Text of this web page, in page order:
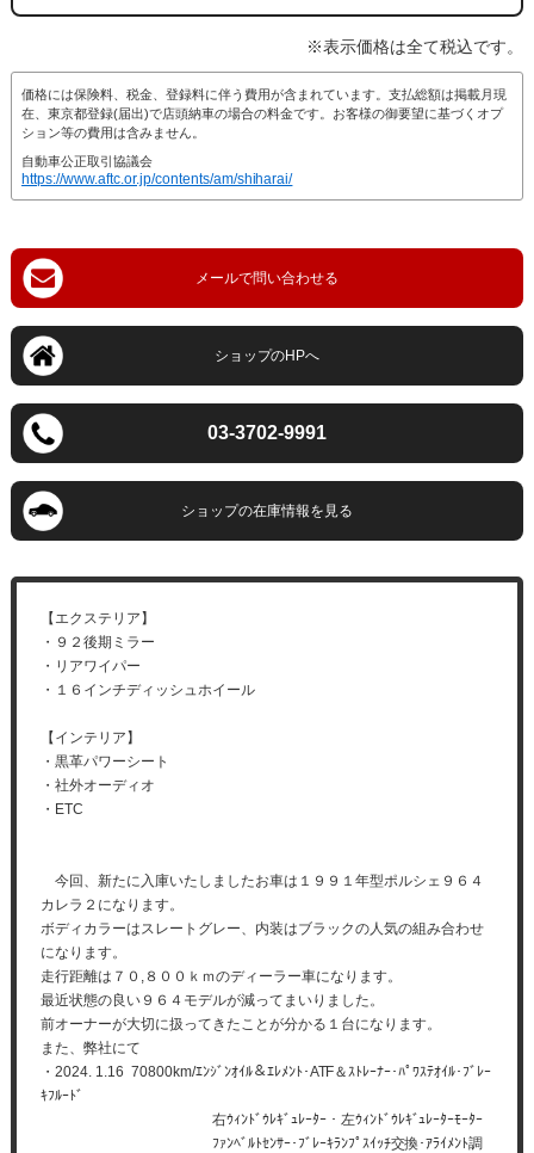
※表示価格は全て税込です。
価格には保険料、税金、登録料に伴う費用が含まれています。支払総額は掲載月現
在、東京都登録(届出)で店頭納車の場合の料金です。お客様の御要望に基づくオプ
ション等の費用は含みません。
自動車公正取引協議会
https://www.aftc.or.jp/contents/am/shiharai/
03-3702-9991
ショップの在庫情報を見る
【エクステリア】
・９２後期ミラー
・リアワイパー
・１６インチディッシュホイール
【インテリア】
・黒革パワーシート
・社外オーディオ
・ETC
今回、新たに入庫いたしましたお車は１９９１年型ポルシェ９６４
カレラ２になります。
ボディカラーはスレートグレー、内装はブラックの人気の組み合わせ
になります。
走行距離は７０,８００ｋｍのディーラー車になります。
最近状態の良い９６４モデルが減ってまいりました。
前オーナーが大切に扱ってきたことが分かる１台になります。
また、弊社にて
・2024. 1.16 70800km/ｴﾝｼﾞﾝｵｲﾙ＆ｴﾚﾒﾝﾄ･ATF＆ｽﾄﾚｰﾅｰ･ﾊﾟﾜｽﾃｵｲﾙ･ﾌﾞﾚｰ
ｷﾌﾙｰﾄﾞ
右ｳｨﾝﾄﾞｳﾚｷﾞｭﾚｰﾀｰ・左ｳｨﾝﾄﾞｳﾚｷﾞｭﾚｰﾀｰﾓｰﾀｰ
ﾌｧﾝﾍﾞﾙﾄｾﾝｻｰ･ﾌﾞﾚｰｷﾗﾝﾌﾟｽｲｯﾁ交換･ｱﾗｲﾒﾝﾄ調